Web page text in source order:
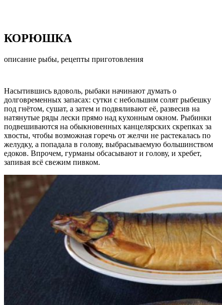
КОРЮШКА
описание рыбы, рецепты приготовления
Насытившись вдоволь, рыбаки начинают думать о
долговременных запасах: сутки с небольшим солят рыбешку
под гнётом, сушат, а затем и подвяливают её, развесив на
натянутые ряды лески прямо над кухонным окном. Рыбинки
подвешиваются на обыкновенных канцелярских скрепках за
хвосты, чтобы возможная горечь от желчи не растекалась по
желудку, а попадала в голову, выбрасываемую большинством
едоков. Впрочем, гурманы обсасывают и голову, и хребет,
запивая всё свежим пивком.